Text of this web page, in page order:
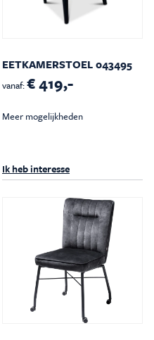
EETKAMERSTOEL 043495
vanaf:€ 419,-
Meer mogelijkheden
Ik heb interesse